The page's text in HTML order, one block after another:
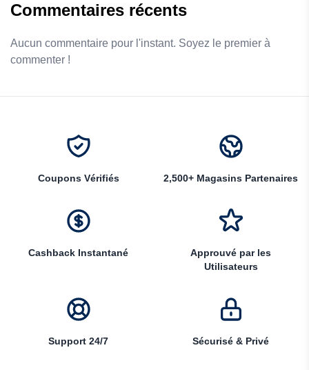
Commentaires récents
Aucun commentaire pour l'instant. Soyez le premier à
commenter !
Coupons Vérifiés 2,500+ Magasins Partenaires
Cashback Instantané
Approuvé par les
Utilisateurs
Support 24/7 Sécurisé & Privé